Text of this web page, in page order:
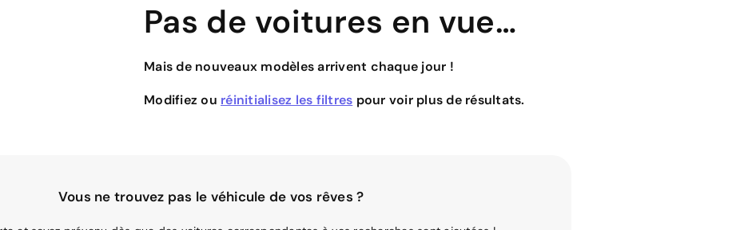
Pas de voitures en vue…
Mais de nouveaux modèles arrivent chaque jour !
Modifiez ou réinitialisez les filtres pour voir plus de résultats.
Vous ne trouvez pas le véhicule de vos rêves ?